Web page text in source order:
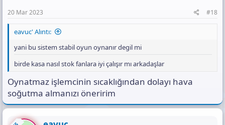
20 Mar 2023 #18
eavuc' Alıntı:
yani bu sistem stabil oyun oynanır degil mi
birde kasa nasıl stok fanlara iyi çalışır mı arkadaşlar
Oynatmaz işlemcinin sıcaklığından dolayı hava
soğutma almanızı öneririm